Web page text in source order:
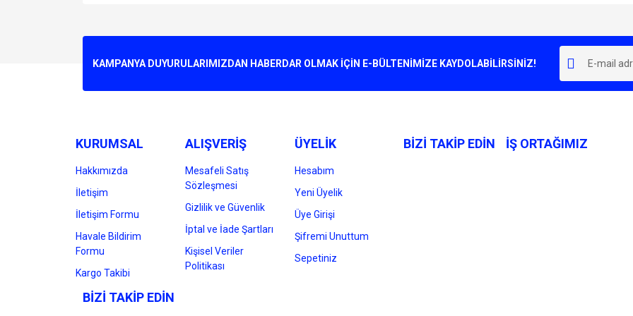
Ürün resmi kalitesiz, bozuk veya görüntülenemiyor.
Bu ürüne benzer farklı alternatifler olmalı.
KAMPANYA DUYURULARIMIZDAN HABERDAR OLMAK İÇİN E-BÜLTENİMİZE KAYDOLABİLİRSİNİZ!
KURUMSAL
Hakkımızda
İletişim
İletişim Formu
Havale Bildirim
Formu
Kargo Takibi
ALIŞVERİŞ
Mesafeli Satış
Sözleşmesi
Gizlilik ve Güvenlik
İptal ve İade Şartları
Kişisel Veriler
Politikası
ÜYELİK
Hesabım
Yeni Üyelik
Üye Girişi
Şifremi Unuttum
Sepetiniz
BİZİ TAKİP EDİN İŞ ORTAĞIMIZ
BİZİ TAKİP EDİN